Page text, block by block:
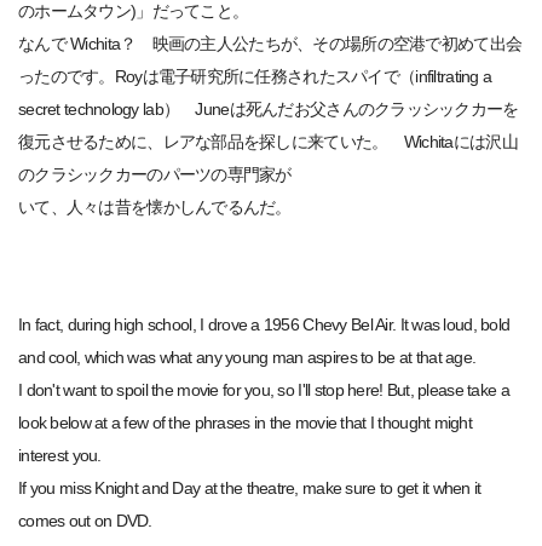
のホームタウン)」だってこと。
なんで Wichita？ 映画の主人公たちが、その場所の空港で初めて出会
ったのです。Royは電子研究所に任務されたスパイで（infiltrating a
secret technology lab） Juneは死んだお父さんのクラッシックカーを
復元させるために、レアな部品を探しに来ていた。 Wichitaには沢山
のクラシックカーのパーツの専門家が
いて、人々は昔を懐かしんでるんだ。
In fact, during high school, I drove a 1956 Chevy Bel Air. It was loud, bold
and cool, which was what any young man aspires to be at that age.
I don't want to spoil the movie for you, so I'll stop here! But, please take a
look below at a few of the phrases in the movie that I thought might
interest you.
If you miss Knight and Day at the theatre, make sure to get it when it
comes out on DVD.